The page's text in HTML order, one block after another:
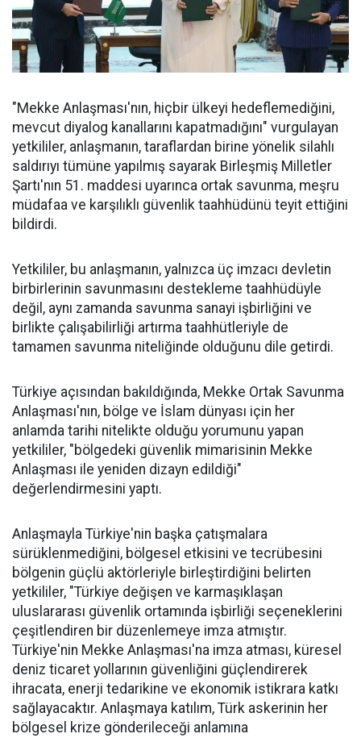
"Mekke Anlaşması'nın, hiçbir ülkeyi hedeflemediğini,
mevcut diyalog kanallarını kapatmadığını" vurgulayan
yetkililer, anlaşmanın, taraflardan birine yönelik silahlı
saldırıyı tümüne yapılmış sayarak Birleşmiş Milletler
Şartı'nın 51. maddesi uyarınca ortak savunma, meşru
müdafaa ve karşılıklı güvenlik taahhüdünü teyit ettiğini
bildirdi.
Yetkililer, bu anlaşmanın, yalnızca üç imzacı devletin
birbirlerinin savunmasını destekleme taahhüdüyle
değil, aynı zamanda savunma sanayi işbirliğini ve
birlikte çalışabilirliği artırma taahhütleriyle de
tamamen savunma niteliğinde olduğunu dile getirdi.
Türkiye açısından bakıldığında, Mekke Ortak Savunma
Anlaşması'nın, bölge ve İslam dünyası için her
anlamda tarihi nitelikte olduğu yorumunu yapan
yetkililer, "bölgedeki güvenlik mimarisinin Mekke
Anlaşması ile yeniden dizayn edildiği"
değerlendirmesini yaptı.
Anlaşmayla Türkiye'nin başka çatışmalara
sürüklenmediğini, bölgesel etkisini ve tecrübesini
bölgenin güçlü aktörleriyle birleştirdiğini belirten
yetkililer, "Türkiye değişen ve karmaşıklaşan
uluslararası güvenlik ortamında işbirliği seçeneklerini
çeşitlendiren bir düzenlemeye imza atmıştır.
Türkiye'nin Mekke Anlaşması'na imza atması, küresel
deniz ticaret yollarının güvenliğini güçlendirerek
ihracata, enerji tedarikine ve ekonomik istikrara katkı
sağlayacaktır. Anlaşmaya katılım, Türk askerinin her
bölgesel krize gönderileceği anlamına